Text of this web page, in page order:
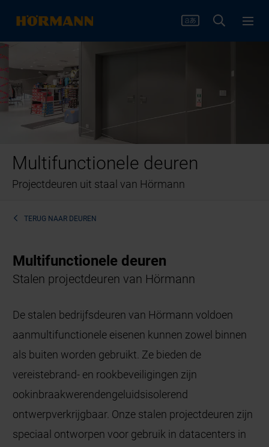
Multifunctionele deuren
Projectdeuren uit staal van Hörmann
TERUG NAAR DEUREN
Multifunctionele deuren
Stalen projectdeuren van Hörmann
De stalen bedrijfsdeuren van Hörmann voldoen
aanmultifunctionele eisenen kunnen zowel binnen
als buiten worden gebruikt. Ze bieden de
vereistebrand- en rookbeveiligingen zijn
ookinbraakwerendengeluidsisolerend
ontwerpverkrijgbaar. Onze stalen projectdeuren zijn
speciaal ontworpen voor gebruik in datacenters in